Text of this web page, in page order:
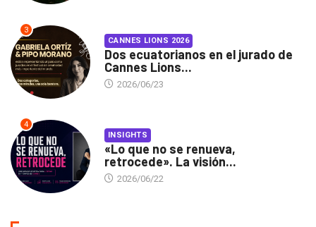
3
CANNES LIONS 2026
Dos ecuatorianos en el jurado de
Cannes Lions...
2026/06/23
4
INSIGHTS
«Lo que no se renueva,
retrocede». La visión...
2026/06/22